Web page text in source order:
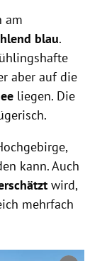
am
blau.
aber auf die
liegen. Die
kann. Auch
wird,
mehrfach